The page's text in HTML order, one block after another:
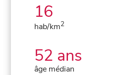
16
hab/km2
52 ans
âge médian